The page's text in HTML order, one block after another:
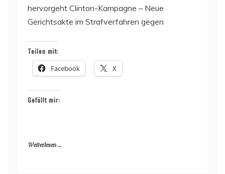
hervorgeht Clinton-Kampagne – Neue
Gerichtsakte im Strafverfahren gegen
Teilen mit:
Facebook X
Gefällt mir:
Weiterlesen ...